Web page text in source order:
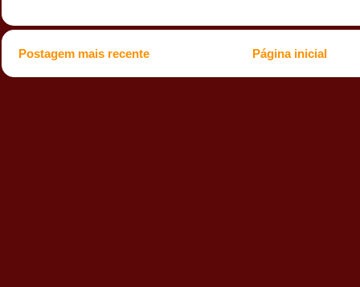
Postagem mais recente Página inicial